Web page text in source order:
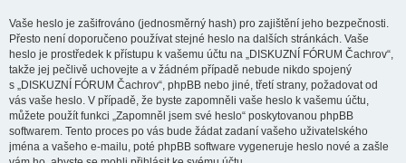
Vaše heslo je zašifrováno (jednosměrný hash) pro zajištění jeho bezpečnosti.
Přesto není doporučeno používat stejné heslo na dalších stránkách. Vaše
heslo je prostředek k přístupu k vašemu účtu na „DISKUZNÍ FÓRUM Čachrov“,
takže jej pečlivě uchovejte a v žádném případě nebude nikdo spojený
s „DISKUZNÍ FÓRUM Čachrov“, phpBB nebo jiné, třetí strany, požadovat od
vás vaše heslo. V případě, že byste zapomněli vaše heslo k vašemu účtu,
můžete použít funkci „Zapomněl jsem své heslo“ poskytovanou phpBB
softwarem. Tento proces po vás bude žádat zadaní vašeho uživatelského
jména a vašeho e-mailu, poté phpBB software vygeneruje heslo nové a zašle